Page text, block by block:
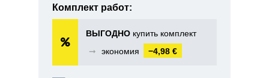
Комплект работ:
ВЫГОДНО купить комплект
➞
экономия −4,98 €